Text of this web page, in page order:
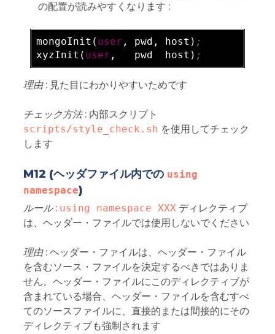
の配置が読みやすくなります :
mongoInit ( user , pwd, host) ;
xyzInit ( user ,   pwd  host) ;
理由: 見た目にわかりやすいためです
チェック方法: 内部スクリプト
scripts/style_check.sh を使用してチェック
します
M12 (ヘッダファイル内での using
namespace)
ルール: using namespace XXXディレクティブ
は、ヘッダー・ファイルでは使用しないでください
理由: ヘッダー・ファイルは、ヘッダー・ファイル
を含むソース・ファイルを決定するべきではありま
せん。ヘッダー・ファイルにこのディレクティブが
含まれている場合、ヘッダー・ファイルを含むすべ
てのソースファイルに、直接的または間接的にその
ディレクティブも強制されます